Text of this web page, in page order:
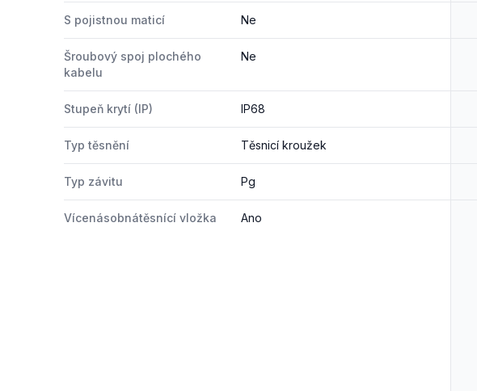
S pojistnou maticí Ne
Šroubový spoj plochého
kabelu
Ne
Stupeň krytí (IP) IP68
Typ těsnění Těsnicí kroužek
Typ závitu Pg
Vícenásobnátěsnící vložka Ano